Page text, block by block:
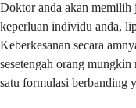
Doktor anda akan memilih
keperluan individu anda,
Keberkesanan secara
sesetengah orang
satu formulasi berbanding